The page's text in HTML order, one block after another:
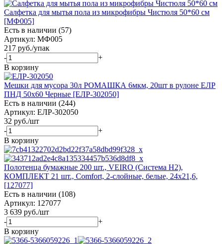
Салфетка для мытья пола из микрофибры Чистюля 50*60 см
[МФ005]
Есть в наличии (57)
Артикул: МФ005
217 руб./упак
-
+
В корзину
Мешки для мусора 30л РОМАШКА 6мкм, 20шт в рулоне ЕЛР
ПНД 50х60 Черные [ЕЛР-302050]
Есть в наличии (244)
Артикул: ЕЛР-302050
32 руб./шт
-
+
В корзину
Полотенца бумажные 200 шт., VEIRO (Система H2),
КОМПЛЕКТ 21 шт., Comfort, 2-слойные, белые, 24х21,6,
[127077]
Есть в наличии (108)
Артикул: 127077
3 639 руб./шт
-
+
В корзину